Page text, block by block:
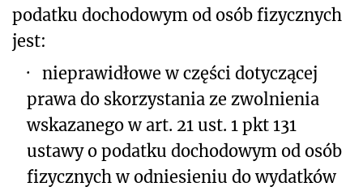
podatku dochodowym od osób fizycznych
jest:
· nieprawidłowe w części dotyczącej
prawa do skorzystania ze zwolnienia
wskazanego w art. 21 ust. 1 pkt 131
ustawy o podatku dochodowym od osób
fizycznych w odniesieniu do wydatków